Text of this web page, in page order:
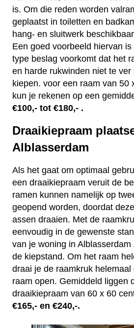
is. Om die reden worden
geplaatst in toiletten en
hang- en sluitwerk
Een goed voorbeeld hiervan
type beslag voorkomt dat het
en harde rukwinden niet te ver
kiepen. voor een raam van 50
kun je rekenen op een
€100,- tot €180,- .
Draaikiepraam
Alblasserdam
Als het gaat om optimaal
een draaikiepraam veruit de
ramen kunnen namelijk op
geopend worden, doordat
assen draaien. Met de
eenvoudig in de gewenste
van je woning in
de kiepstand. Om het raam
draai je de raamkruk
raam open. Gemiddeld liggen
draaikiepraam van 60 x 60
€165,- en €240,-.